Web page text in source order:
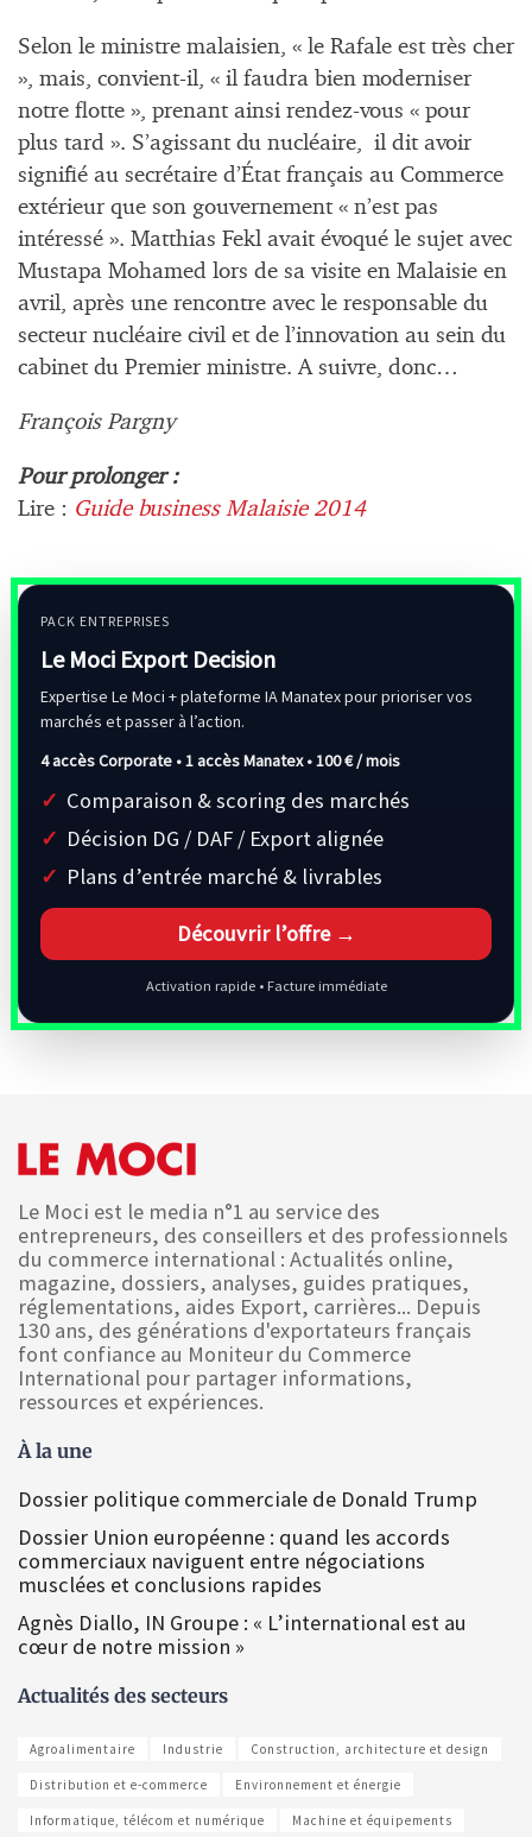
Selon le ministre malaisien, « le Rafale est très cher
», mais, convient-il, « il faudra bien moderniser
notre flotte », prenant ainsi rendez-vous « pour
plus tard ». S’agissant du nucléaire, il dit avoir
signifié au secrétaire d’État français au Commerce
extérieur que son gouvernement « n’est pas
intéressé ». Matthias Fekl avait évoqué le sujet avec
Mustapa Mohamed lors de sa visite en Malaisie en
avril, après une rencontre avec le responsable du
secteur nucléaire civil et de l’innovation au sein du
cabinet du Premier ministre. A suivre, donc…
François Pargny
Pour prolonger :
Lire : Guide business Malaisie 2014
PACK ENTREPRISES
Le Moci Export Decision
Expertise Le Moci + plateforme IA Manatex pour prioriser vos
marchés et passer à l’action.
4 accès Corporate • 1 accès Manatex •100 € / mois
Comparaison & scoring des marchés
Décision DG / DAF / Export alignée
Plans d’entrée marché & livrables
Découvrir l’offre →
Activation rapide • Facture immédiate
Le Moci est le media n°1 au service des
entrepreneurs, des conseillers et des professionnels
du commerce international : Actualités online,
magazine, dossiers, analyses, guides pratiques,
réglementations, aides Export, carrières... Depuis
130 ans, des générations d'exportateurs français
font confiance au Moniteur du Commerce
International pour partager informations,
ressources et expériences.
À la une
Dossier politique commerciale de Donald Trump
Dossier Union européenne : quand les accords
commerciaux naviguent entre négociations
musclées et conclusions rapides
Agnès Diallo, IN Groupe : « L’international est au
cœur de notre mission »
Actualités des secteurs
Agroalimentaire Industrie Construction, architecture et design
Distribution et e-commerce Environnement et énergie
Informatique, télécom et numérique Machine et équipements